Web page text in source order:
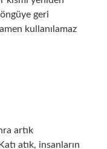
geri
kullanılamaz
artık
atık, insanların